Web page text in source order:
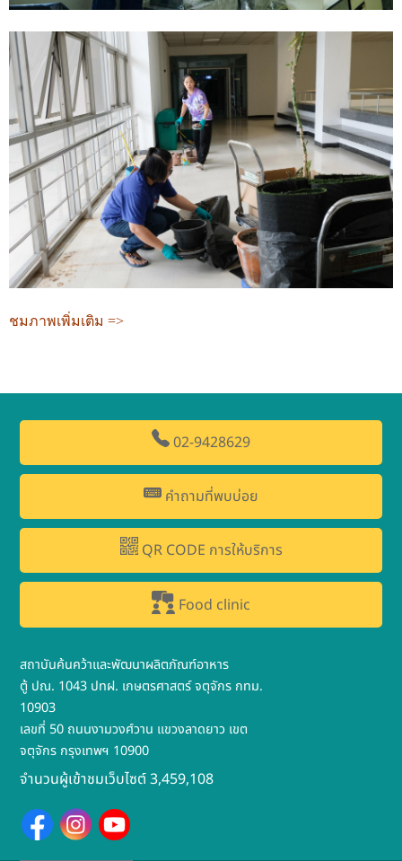
ชมภาพเพิ่มเติม =>
02-9428629
คำถามที่พบบ่อย
QR CODE การให้บริการ
Food clinic
สถาบันค้นคว้าและพัฒนาผลิตภัณฑ์อาหาร
ตู้ ปณ. 1043 ปทฝ. เกษตรศาสตร์ จตุจักร กทม.
10903
เลขที่ 50 ถนนงามวงศ์วาน แขวงลาดยาว เขต
จตุจักร กรุงเทพฯ 10900
จำนวนผู้เข้าชมเว็บไซต์ 3,459,108